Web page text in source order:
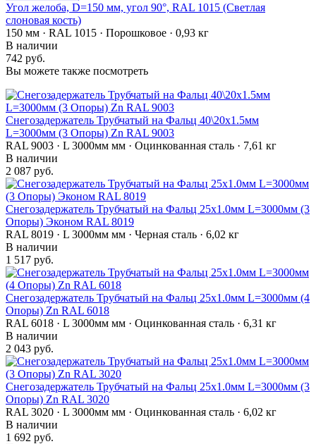
Угол желоба, D=150 мм, угол 90°, RAL 1015 (Светлая
слоновая кость)
150 мм · RAL 1015 · Порошковое · 0,93 кг
В наличии
742 руб.
Вы можете также посмотреть
Снегозадержатель Трубчатый на Фальц 40\20х1.5мм
L=3000мм (3 Опоры) Zn RAL 9003
RAL 9003 · L 3000мм мм · Оцинкованная сталь · 7,61 кг
В наличии
2 087 руб.
Снегозадержатель Трубчатый на Фальц 25х1.0мм L=3000мм (3
Опоры) Эконом RAL 8019
RAL 8019 · L 3000мм мм · Черная сталь · 6,02 кг
В наличии
1 517 руб.
Снегозадержатель Трубчатый на Фальц 25х1.0мм L=3000мм (4
Опоры) Zn RAL 6018
RAL 6018 · L 3000мм мм · Оцинкованная сталь · 6,31 кг
В наличии
2 043 руб.
Снегозадержатель Трубчатый на Фальц 25х1.0мм L=3000мм (3
Опоры) Zn RAL 3020
RAL 3020 · L 3000мм мм · Оцинкованная сталь · 6,02 кг
В наличии
1 692 руб.